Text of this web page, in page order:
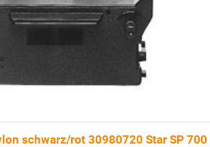
schwarz/rot 30980720 Star SP 700